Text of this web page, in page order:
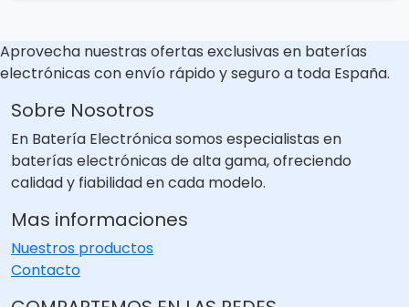
Aprovecha nuestras ofertas exclusivas en baterías
electrónicas con envío rápido y seguro a toda España.
Sobre Nosotros
En Batería Electrónica somos especialistas en
baterías electrónicas de alta gama, ofreciendo
calidad y fiabilidad en cada modelo.
Mas informaciones
Nuestros productos
Contacto